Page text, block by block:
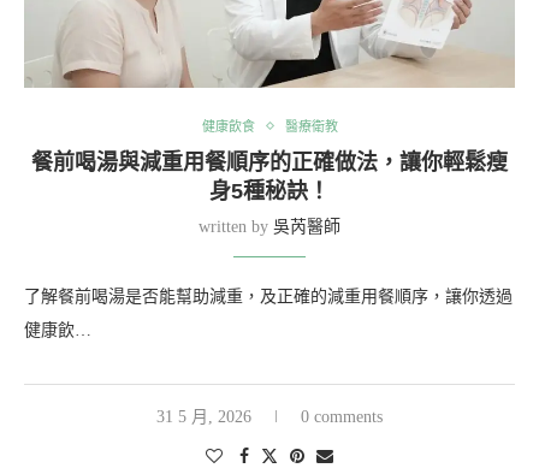
健康飲食 醫療衛教
餐前喝湯與減重用餐順序的正確做法，讓你輕鬆瘦
身5種秘訣！
written by 吳芮醫師
了解餐前喝湯是否能幫助減重，及正確的減重用餐順序，讓你透過
健康飲…
31 5 月, 2026 0 comments